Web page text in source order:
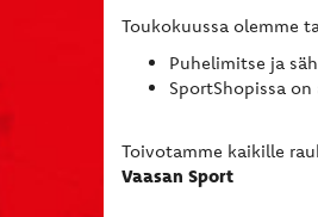
Toukokuussa olemme
Puhelimitse ja
SportShopissa
Toivotamme kaikille
Vaasan Sport